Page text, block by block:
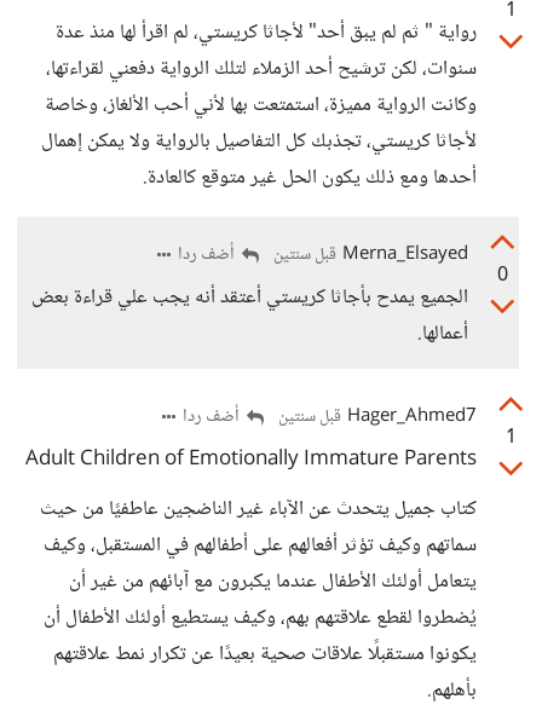
1
رواية " ثم لم يبق أحد" لأجاثا كريستي، لم اقرأ لها منذ عدة
سنوات، لكن ترشيح أحد الزملاء لتلك الرواية دفعني لقراءتها،
وكانت الرواية مميزة، استمتعت بها لأني أحب الألغاز، وخاصة
لأجاثا كريستي، تجذبك كل التفاصيل بالرواية ولا يمكن إهمال
أحدها ومع ذلك يكون الحل غير متوقع كالعادة.
0
Merna_Elsayed قبل سنتين أضف ردا
الجميع يمدح بأجاثا كريستي أعتقد أنه يجب علي قراءة بعض
أعمالها.
1
Hager_Ahmed7 قبل سنتين أضف ردا
Adult Children of Emotionally Immature Parents
كتاب جميل يتحدث عن الآباء غير الناضجين عاطفيًا من حيث
سماتهم وكيف تؤثر أفعالهم على أطفالهم في المستقبل، وكيف
يتعامل أولئك الأطفال عندما يكبرون مع آبائهم من غير أن
يُضطروا لقطع علاقتهم بهم، وكيف يستطيع أولئك الأطفال أن
يكونوا مستقبلًا علاقات صحية بعيدًا عن تكرار نمط علاقتهم
بأهلهم.